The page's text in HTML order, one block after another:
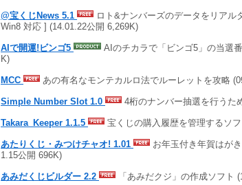
@宝くじNews 5.1
ロト&ナンバーズのデータをリア
Win8 対応 ] (14.01.22公開 6,269K)
AIで開運!ビンゴ5
AIのチカラで「ビンゴ5」の当選
K)
MCC あの有名なモンテカルロ法でルーレットを攻略
Simple Number Slot 1.0 4桁のナンバー抽選を行うた
Takara_Keeper 1.1.5 宝くじの購入履歴を管理するソ
あたりくじ・みつけチャオ! 1.01
お年玉付き年賀はが
1.15公開 696K)
あみだくじビルダー 2.2 「あみだクジ」の作成ソフト